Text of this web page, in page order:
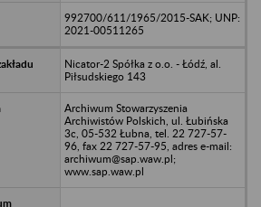
992700/611/1965/2015-SAK; UNP:
2021-00511265
Nicator-2 Spółka z o.o. - Łódź, al.
Piłsudskiego 143
Archiwum Stowarzyszenia
Archiwistów Polskich, ul. Łubińska
3c, 05-532 Łubna, tel. 22 727-57-
96, fax 22 727-57-95, adres e-mail:
archiwum@sap.waw.pl;
www.sap.waw.pl